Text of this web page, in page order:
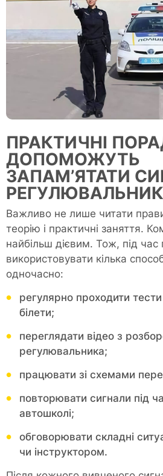
ПРАКТИЧНІ
ДОПОМОЖУТЬ
ЗАПАМ’ЯТАТИ
Важливо не лише читати
теорію і практичні заняття.
найбільш дієвим. Тож, під час
використовувати кілька
одночасно:
регулярно проходити
білети;
переглядати відео з
регулювальника;
працювати зі схемами
повторювати сигнали під
автошколі;
обговорювати складні
чи інструктором.